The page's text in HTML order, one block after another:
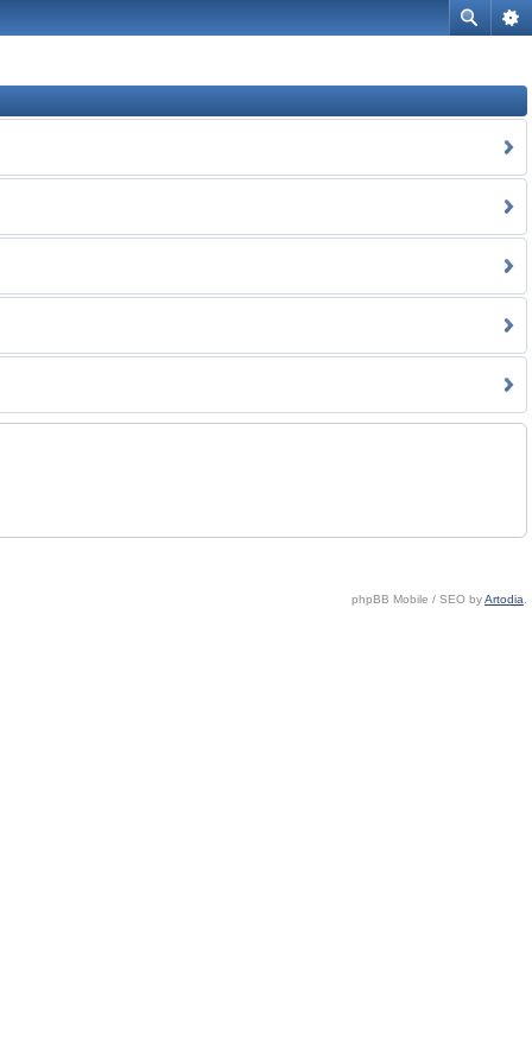
phpBB Mobile / SEO byArtodia